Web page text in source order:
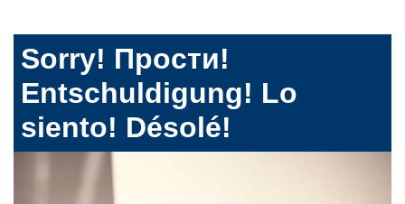
Sorry! Прости!
Entschuldigung! Lo
siento! Désolé!